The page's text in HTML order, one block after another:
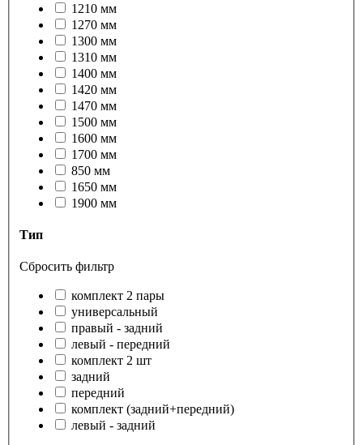
1210 мм
1270 мм
1300 мм
1310 мм
1400 мм
1420 мм
1470 мм
1500 мм
1600 мм
1700 мм
850 мм
1650 мм
1900 мм
Тип
Сбросить фильтр
комплект 2 пары
универсальный
правый - задний
левый - передний
комплект 2 шт
задний
передний
комплект (задний+передний)
левый - задний